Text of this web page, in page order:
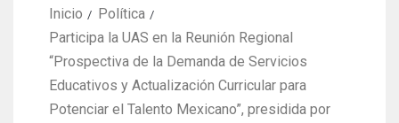
Inicio
Política
Participa la UAS en la Reunión Regional
“Prospectiva de la Demanda de Servicios
Educativos y Actualización Curricular para
Potenciar el Talento Mexicano”, presidida por